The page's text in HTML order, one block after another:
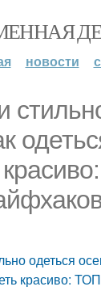
новости
одеться
красиво: